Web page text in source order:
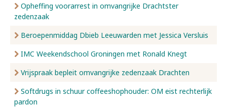
Opheffing voorarrest in omvangrijke Drachtster
zedenzaak
Beroepenmiddag Dbieb Leeuwarden met Jessica Versluis
IMC Weekendschool Groningen met Ronald Knegt
Vrijspraak bepleit omvangrijke zedenzaak Drachten
Softdrugs in schuur coffeeshophouder: OM eist rechterlijk
pardon